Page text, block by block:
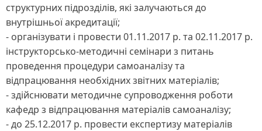
структурних підрозділів, які залучаються до
внутрішньої акредитації;
- організувати і провести 01.11.2017 р. та 02.11.2017 р.
інструкторсько-методичні семінари з питань
проведення процедури самоаналізу та
відпрацювання необхідних звітних матеріалів;
- здійснювати методичне супроводження роботи
кафедр з відпрацювання матеріалів самоаналізу;
- до 25.12.2017 р. провести експертизу матеріалів